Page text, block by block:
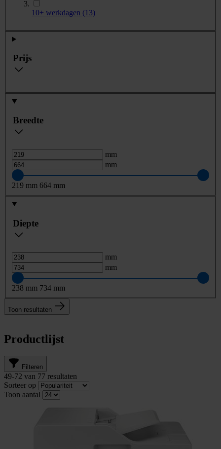
10+ werkdagen (13)
Prijs
Breedte
mm
mm
219 mm 664 mm
Diepte
mm
mm
238 mm 734 mm
Toon resultaten
Productlijst
Filteren
49-72 van 77 resultaten
Sorteer op
Toon aantal